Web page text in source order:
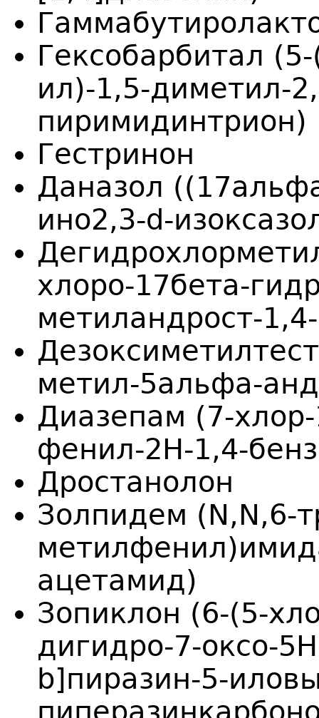
Гексобарбитал
ил)-1,5-диметил-
пиримидинтрион)
Гестринон
Даназол
ино2,3-d-
хлоро-17бета-
метиландрост-
метил-5альфа-
Диазепам (7-
фенил-2H-1,4-
Дростанолон
Золпидем (N,N,6-
ацетамид)
Зопиклон (6-(5-
дигидро-7-оксо-
b]пиразин-5-